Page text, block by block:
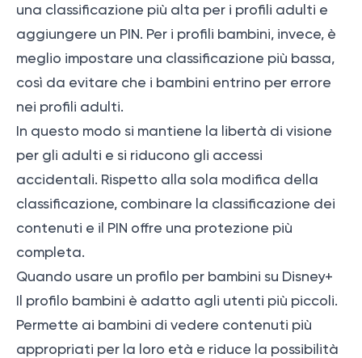
una classificazione più alta per i profili adulti e
aggiungere un PIN. Per i profili bambini, invece, è
meglio impostare una classificazione più bassa,
così da evitare che i bambini entrino per errore
nei profili adulti.
In questo modo si mantiene la libertà di visione
per gli adulti e si riducono gli accessi
accidentali. Rispetto alla sola modifica della
classificazione, combinare la classificazione dei
contenuti e il PIN offre una protezione più
completa.
Quando usare un profilo per bambini su Disney+
Il profilo bambini è adatto agli utenti più piccoli.
Permette ai bambini di vedere contenuti più
appropriati per la loro età e riduce la possibilità